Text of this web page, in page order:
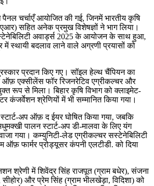
चर्चाएँ आयोजित की गई, जिनमें भारतीय कृषि
सहित अनेक प्रमुख विशेषज्ञों ने भाग लिया।
अवार्ड्स 2025 के आयोजन के साथ हुआ,
में स्थायी बदलाव लाने वाले अग्रणी प्रयासों को
प्रदान किए गए। सॉइल हेल्थ चैंपियन का
एक्सीलेंस फॉर रिजनरेटिव एग्रीकल्चर और
रूप से मिला। बिहार कृषि विभाग को क्लाइमेट-
कंजर्वेशन श्रेणियों में भी सम्मानित किया गया।
अप ऑफ़ द ईयर घोषित किया गया, जबकि
पालन स्टार्ट-अप डी-मालवा के लिए यंग
गया। कम्युनिटी-लेड एग्रीकल्चर सस्टेनेबिलिटी
ऑफ़ फार्मर प्रोड्यूसर कंपनी एलटीडी. को दिया
श्रेणी में शिवेंद्र सिंह राजपूत (ग्राम बधेर), संजना
सीहोर) और प्रेम सिंह (ग्राम भीलखेड़ा, विदिशा) को